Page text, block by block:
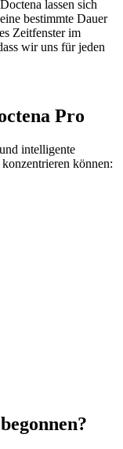
lassen sich
bestimmte Dauer
Zeitfenster im
wir uns für jeden
Pro
intelligente
können: